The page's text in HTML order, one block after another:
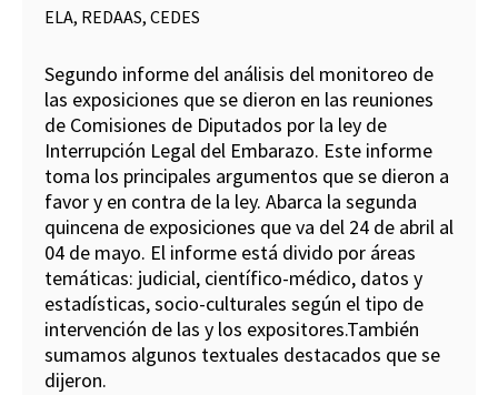
ELA, REDAAS, CEDES
Segundo informe del análisis del monitoreo de
las exposiciones que se dieron en las reuniones
de Comisiones de Diputados por la ley de
Interrupción Legal del Embarazo. Este informe
toma los principales argumentos que se dieron a
favor y en contra de la ley. Abarca la segunda
quincena de exposiciones que va del 24 de abril al
04 de mayo. El informe está divido por áreas
temáticas: judicial, científico-médico, datos y
estadísticas, socio-culturales según el tipo de
intervención de las y los expositores.También
sumamos algunos textuales destacados que se
dijeron.